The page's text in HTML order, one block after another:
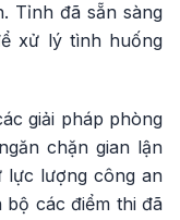
Tỉnh đã sẵn sàng
xử lý tình huống
giải pháp phòng
chặn gian lận
lực lượng công an
bộ các điểm thi đã